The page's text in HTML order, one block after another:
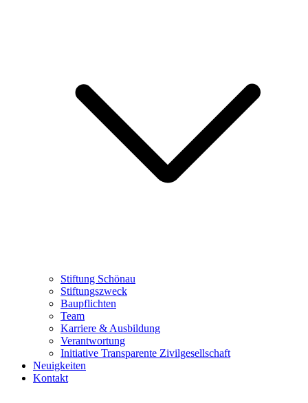
Stiftung Schönau
Stiftungszweck
Baupflichten
Team
Karriere & Ausbildung
Verantwortung
Initiative Transparente Zivilgesellschaft
Neuigkeiten
Kontakt